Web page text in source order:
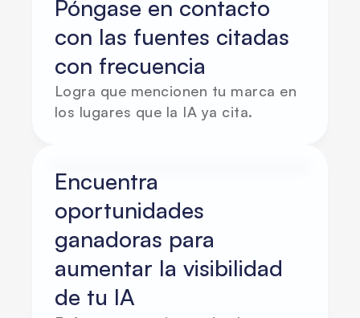
Póngase en contacto
con las fuentes citadas
con frecuencia
Logra que mencionen tu marca en
los lugares que la IA ya cita.
Encuentra
oportunidades
ganadoras para
aumentar la visibilidad
de tu IA